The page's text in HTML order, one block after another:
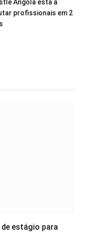
Angola está a
profissionais em 2
estágio para